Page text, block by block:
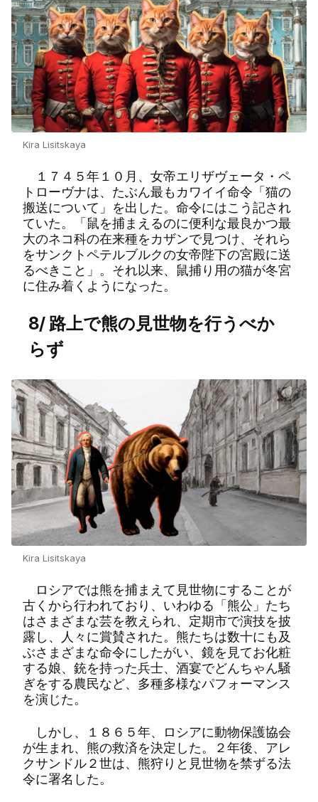
Kira Lisitskaya
１７４５年１０月、女帝エリザヴェータ・ペ
トローヴナは、たぶん最もカワイイ命令「猫の
搬送について」を出した。命令にはこう記され
ていた。「鼠を捕まえるのに便利な最良かつ最
大のネコ科の在来種をカザンで見つけ、それら
をサンクトペテルブルクの女帝陛下の宮殿に送
るべきこと」。それ以来、鼠捕り用の猫が冬宮
に住み着くようになった。
8/ 路上で熊の見世物を行うべか
らず
Kira Lisitskaya
ロシアでは熊を捕まえて見世物にすることが
古くから行われており、いわゆる「熊公」たち
はさまざまな芸を教えられ、定期市で演技を披
露し、人々に賞賛された。熊たちは数十にも及
ぶさまざまな命令にしたがい、鏡を見てお化粧
する娘、銃を持った兵士、酒宴でどんちゃん騒
ぎをする農民など、多種多様なパフォーマンス
を演じた。
しかし、１８６５年、ロシアに動物保護協会
が生まれ、熊の救済を決定した。２年後、アレ
クサンドル２世は、熊狩りと見世物を禁ずる法
令に署名した。